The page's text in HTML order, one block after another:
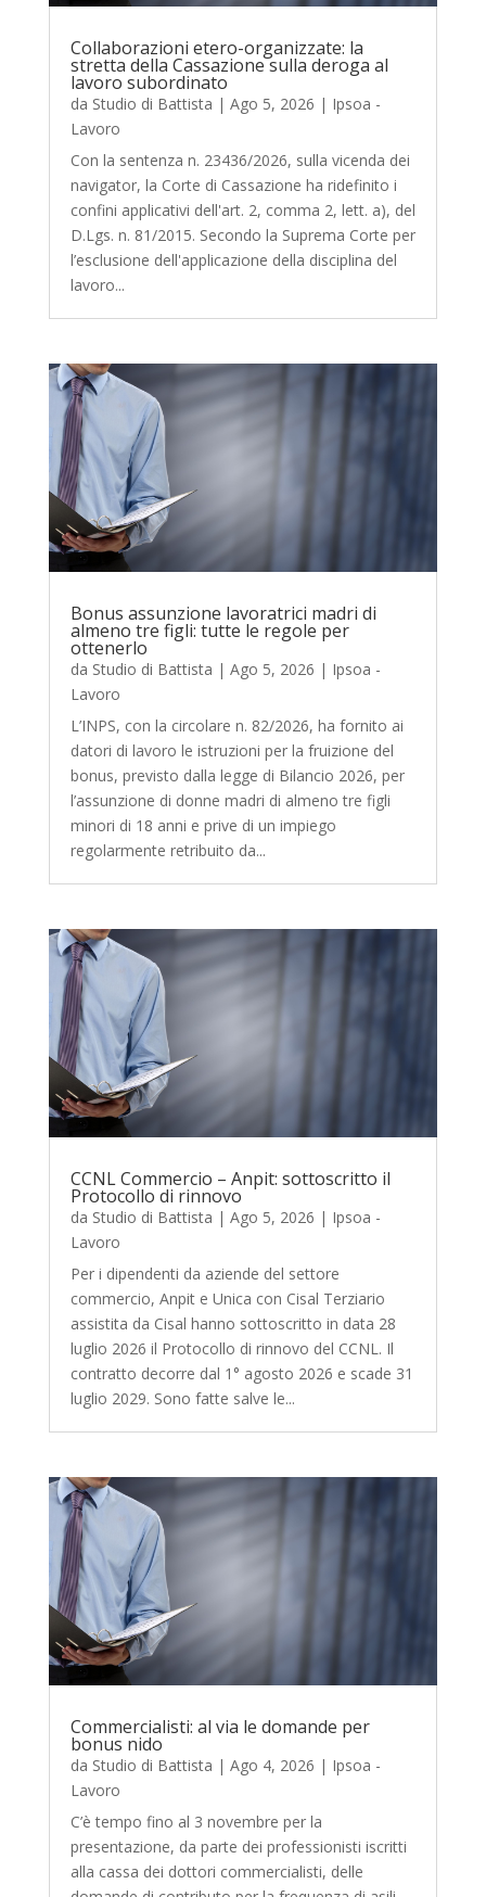
Collaborazioni etero-organizzate: la
stretta della Cassazione sulla deroga al
lavoro subordinato
da Studio di Battista | Ago 5, 2026 | Ipsoa -
Lavoro
Con la sentenza n. 23436/2026, sulla vicenda dei
navigator, la Corte di Cassazione ha ridefinito i
confini applicativi dell'art. 2, comma 2, lett. a), del
D.Lgs. n. 81/2015. Secondo la Suprema Corte per
l’esclusione dell'applicazione della disciplina del
lavoro...
Bonus assunzione lavoratrici madri di
almeno tre figli: tutte le regole per
ottenerlo
da Studio di Battista | Ago 5, 2026 | Ipsoa -
Lavoro
L’INPS, con la circolare n. 82/2026, ha fornito ai
datori di lavoro le istruzioni per la fruizione del
bonus, previsto dalla legge di Bilancio 2026, per
l’assunzione di donne madri di almeno tre figli
minori di 18 anni e prive di un impiego
regolarmente retribuito da...
CCNL Commercio – Anpit: sottoscritto il
Protocollo di rinnovo
da Studio di Battista | Ago 5, 2026 | Ipsoa -
Lavoro
Per i dipendenti da aziende del settore
commercio, Anpit e Unica con Cisal Terziario
assistita da Cisal hanno sottoscritto in data 28
luglio 2026 il Protocollo di rinnovo del CCNL. Il
contratto decorre dal 1° agosto 2026 e scade 31
luglio 2029. Sono fatte salve le...
Commercialisti: al via le domande per
bonus nido
da Studio di Battista | Ago 4, 2026 | Ipsoa -
Lavoro
C’è tempo fino al 3 novembre per la
presentazione, da parte dei professionisti iscritti
alla cassa dei dottori commercialisti, delle